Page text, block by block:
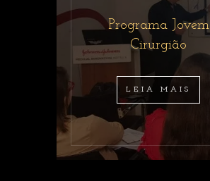
Programa Jovem
Cirurgião
LEIA MAIS